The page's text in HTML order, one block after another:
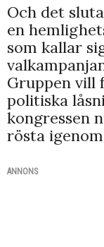
Och det
en
som kallar
Gruppen vill
politiska
kongressen
rösta
ANNONS